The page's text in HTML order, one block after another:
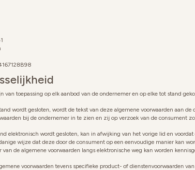
van toepassing op elk aanbod van de ondernemer en op elke tot stand
wordt gesloten, wordt de tekst van deze algemene voorwaarden aan
bij de ondernemer in te zien en zij op verzoek van de consument
elektronisch wordt gesloten, kan in afwijking van het vorige lid en
wijze dat deze door de consument op een eenvoudige manier kan
van de algemene voorwaarden langs elektronische weg kan worden
voorwaarden tevens specifieke product- of dienstenvoorwaarden